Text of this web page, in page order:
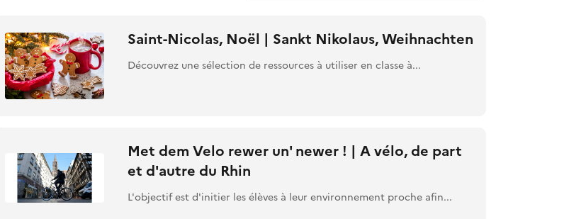
Saint-Nicolas, Noël | Sankt Nikolaus, Weihnachten
Découvrez une sélection de ressources à utiliser en classe à...
Met dem Velo rewer un' newer ! | A vélo, de part
et d'autre du Rhin
L'objectif est d'initier les élèves à leur environnement proche afin...